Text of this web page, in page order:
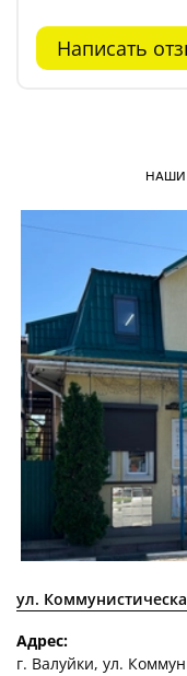
Написать
НАШИ
ул.
Адрес:
г. Валуйки, ул.